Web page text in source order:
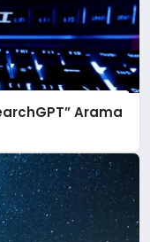
Arama